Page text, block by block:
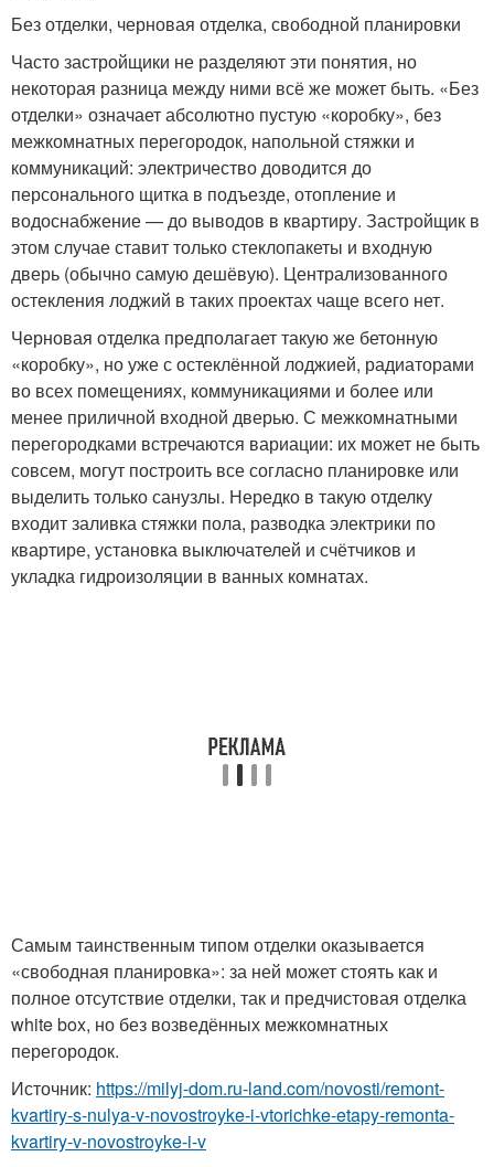
Без отделки, черновая отделка, свободной планировки
Часто застройщики не разделяют эти понятия, но
некоторая разница между ними всё же может быть. «Без
отделки» означает абсолютно пустую «коробку», без
межкомнатных перегородок, напольной стяжки и
коммуникаций: электричество доводится до
персонального щитка в подъезде, отопление и
водоснабжение — до выводов в квартиру. Застройщик в
этом случае ставит только стеклопакеты и входную
дверь (обычно самую дешёвую). Централизованного
остекления лоджий в таких проектах чаще всего нет.
Черновая отделка предполагает такую же бетонную
«коробку», но уже с остеклённой лоджией, радиаторами
во всех помещениях, коммуникациями и более или
менее приличной входной дверью. С межкомнатными
перегородками встречаются вариации: их может не быть
совсем, могут построить все согласно планировке или
выделить только санузлы. Нередко в такую отделку
входит заливка стяжки пола, разводка электрики по
квартире, установка выключателей и счётчиков и
укладка гидроизоляции в ванных комнатах.
Самым таинственным типом отделки оказывается
«свободная планировка»: за ней может стоять как и
полное отсутствие отделки, так и предчистовая отделка
white box, но без возведённых межкомнатных
перегородок.
Источник: https://milyj-dom.ru-land.com/novosti/remont-
kvartiry-s-nulya-v-novostroyke-i-vtorichke-etapy-remonta-
kvartiry-v-novostroyke-i-v